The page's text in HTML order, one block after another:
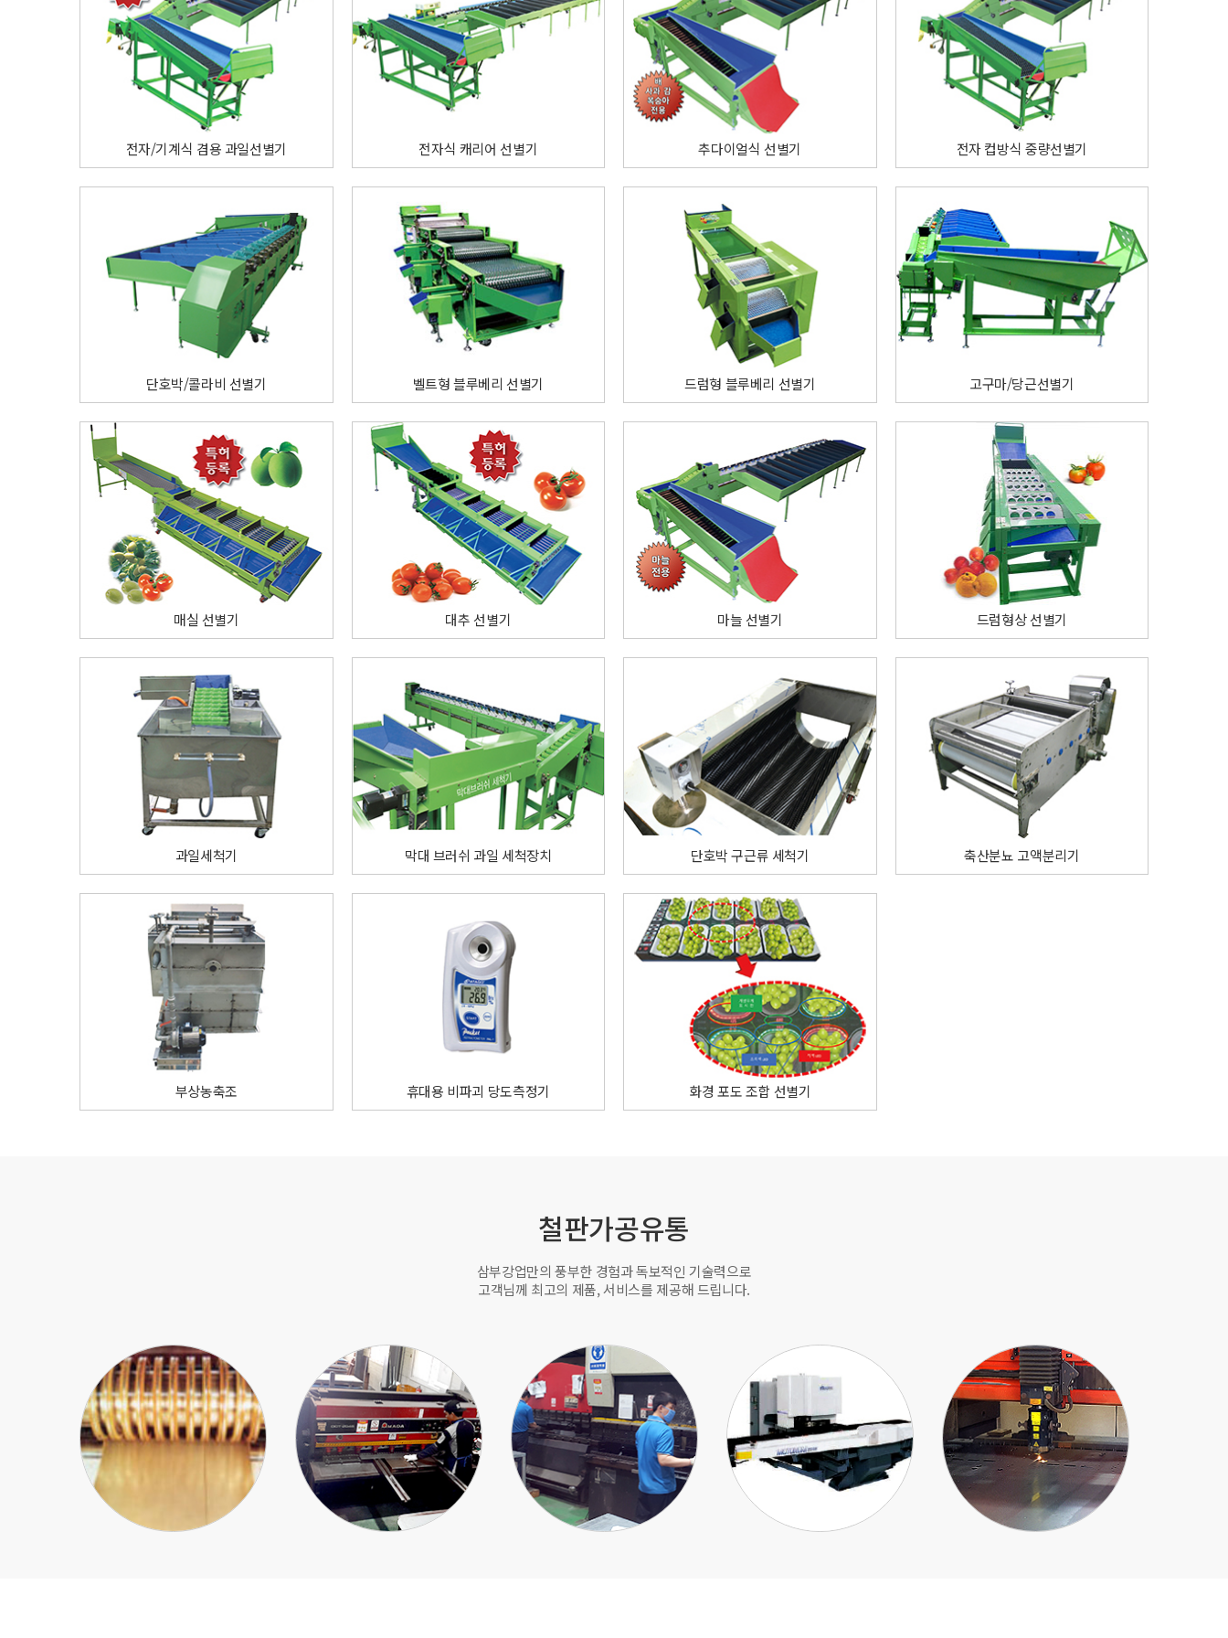
전자/기계식 겸용 과일선별기 전자식 캐리어 선별기 추다이얼식 선별기 전자 컵방식 중량선별기
단호박/콜라비 선별기 벨트형 블루베리 선별기 드럼형 블루베리 선별기 고구마/당근선별기
매실 선별기 대추 선별기 마늘 선별기 드럼형상 선별기
과일세척기 막대 브러쉬 과일 세척장치 단호박 구근류 세척기 축산분뇨 고액분리기
부상농축조 휴대용 비파괴 당도측정기 화경 포도 조합 선별기
철판가공유통
삼부강업만의 풍부한 경험과 독보적인 기술력으로
고객님께 최고의 제품, 서비스를 제공해 드립니다.